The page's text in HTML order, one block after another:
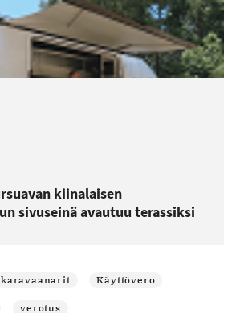
kiinalaisen
sivuseinä avautuu terassiksi
karavaanarit Käyttövero
verotus